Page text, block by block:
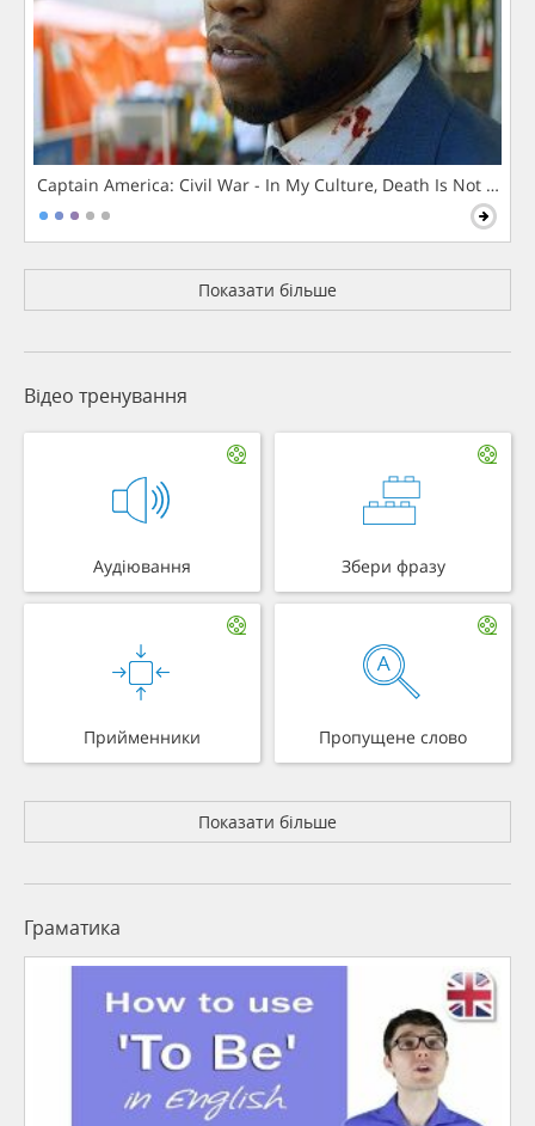
Captain America: Civil War - In My Culture, Death Is Not The
Показати більше
Відео тренування
Аудіювання Збери фразу
Прийменники Пропущене слово
Показати більше
Граматика